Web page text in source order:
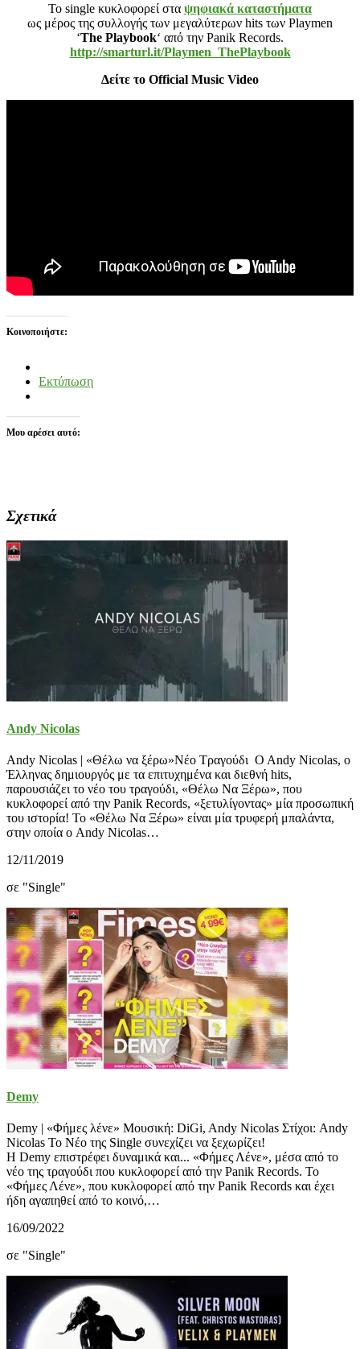
To single κυκλοφορεί στα ψηφιακά καταστήματα
ως μέρος της συλλογής των μεγαλύτερων hits των Playmen
‘The Playbook‘ από την Panik Records.
http://smarturl.it/Playmen_ThePlaybook
Δείτε το Official Music Video
Κοινοποιήστε:
Εκτύπωση
Μου αρέσει αυτό:
Σχετικά
Andy Nicolas
Andy Nicolas | «Θέλω να ξέρω»Νέο Τραγούδι O Andy Nicolas, ο
Έλληνας δημιουργός με τα επιτυχημένα και διεθνή hits,
παρουσιάζει το νέο του τραγούδι, «Θέλω Να Ξέρω», που
κυκλοφορεί από την Panik Records, «ξετυλίγοντας» μία προσωπική
του ιστορία! Το «Θέλω Να Ξέρω» είναι μία τρυφερή μπαλάντα,
στην οποία ο Andy Nicolas…
12/11/2019
σε "Single"
Demy
Demy | «Φήμες λένε» Μουσική: DiGi, Andy Nicolas Στίχοι: Andy
Nicolas Το Νέο της Single συνεχίζει να ξεχωρίζει!
Η Demy επιστρέφει δυναμικά και... «Φήμες Λένε», μέσα από το
νέο της τραγούδι που κυκλοφορεί από την Panik Records. Το
«Φήμες Λένε», που κυκλοφορεί από την Panik Records και έχει
ήδη αγαπηθεί από το κοινό,…
16/09/2022
σε "Single"